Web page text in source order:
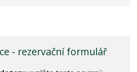
- rezervační formulář